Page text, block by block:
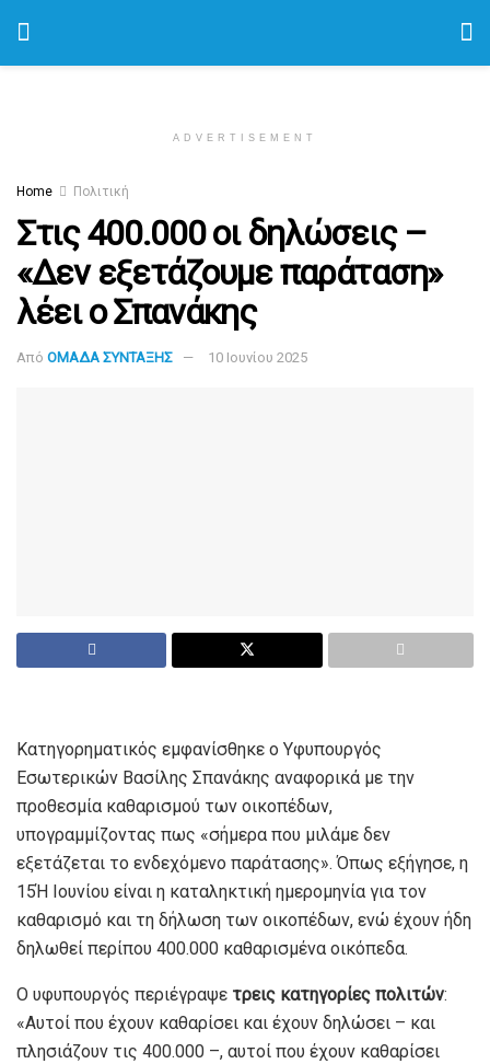
ADVERTISEMENT
Home Πολιτική
Στις 400.000 οι δηλώσεις –
«Δεν εξετάζουμε παράταση»
λέει ο Σπανάκης
Από ΟΜΑΔΑ ΣΥΝΤΑΞΗΣ 10 Ιουνίου 2025
Κατηγορηματικός εμφανίσθηκε ο Υφυπουργός
Εσωτερικών Βασίλης Σπανάκης αναφορικά με την
προθεσμία καθαρισμού των οικοπέδων,
υπογραμμίζοντας πως «σήμερα που μιλάμε δεν
εξετάζεται το ενδεχόμενο παράτασης». Όπως εξήγησε, η
15Ή Ιουνίου είναι η καταληκτική ημερομηνία για τον
καθαρισμό και τη δήλωση των οικοπέδων, ενώ έχουν ήδη
δηλωθεί περίπου 400.000 καθαρισμένα οικόπεδα.
Ο υφυπουργός περιέγραψε τρεις κατηγορίες πολιτών:
«Αυτοί που έχουν καθαρίσει και έχουν δηλώσει – και
πλησιάζουν τις 400.000 –, αυτοί που έχουν καθαρίσει